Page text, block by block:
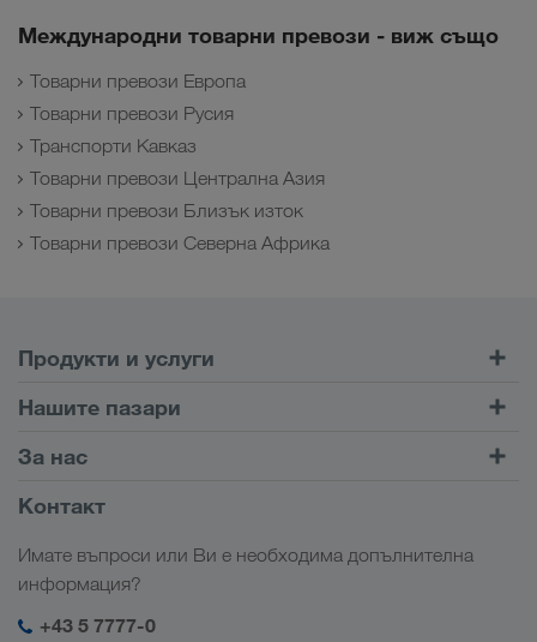
Международни товарни превози - виж също
Товарни превози Европа
Товарни превози Русия
Транспорти Кавказ
Товарни превози Централна Азия
Товарни превози Близък изток
Товарни превози Северна Африка
Продукти и услуги
Шосейни превози
Портал за клиенти CONNECT
Дигитални решения
Браншови решения
Моят вход в системата на LKW WALTER
Нашите пазари
Европа
Кавказ
Централна Азия
Близък Изток
Северна Африка
За нас
Фирмена информация
Социална отговорност
Контакт
Имате въпроси или Ви е необходима допълнителна
информация?
+43 5 7777-0